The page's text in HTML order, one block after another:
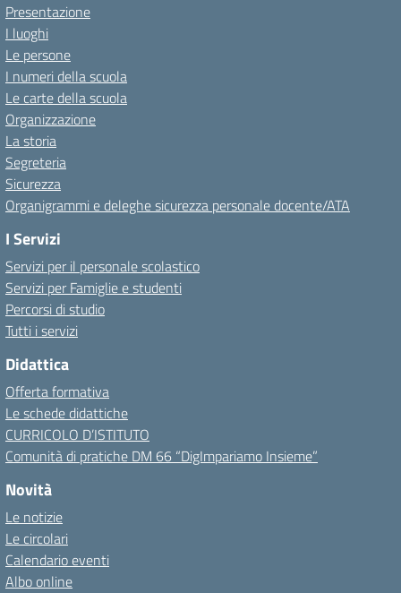
Presentazione
I luoghi
Le persone
I numeri della scuola
Le carte della scuola
Organizzazione
La storia
Segreteria
Sicurezza
Organigrammi e deleghe sicurezza personale docente/ATA
I Servizi
Servizi per il personale scolastico
Servizi per Famiglie e studenti
Percorsi di studio
Tutti i servizi
Didattica
Offerta formativa
Le schede didattiche
CURRICOLO D’ISTITUTO
Comunità di pratiche DM 66 “DigImpariamo Insieme”
Novità
Le notizie
Le circolari
Calendario eventi
Albo online